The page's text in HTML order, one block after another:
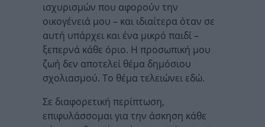
ισχυρισμών που αφορούν την
οικογένειά μου – και ιδιαίτερα όταν σε
αυτή υπάρχει και ένα μικρό παιδί –
ξεπερνά κάθε όριο. Η προσωπική μου
ζωή δεν αποτελεί θέμα δημόσιου
σχολιασμού. Το θέμα τελειώνει εδώ.
Σε διαφορετική περίπτωση,
επιφυλάσσομαι για την άσκηση κάθε